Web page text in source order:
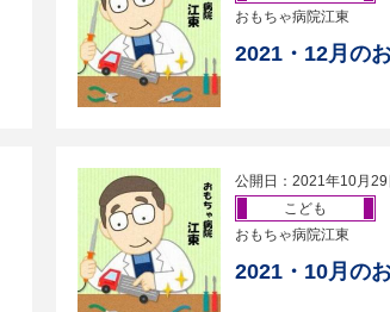
おもちゃ病院江東
2021・12月の
公開日：2021年10月29
こども
おもちゃ病院江東
2021・10月の